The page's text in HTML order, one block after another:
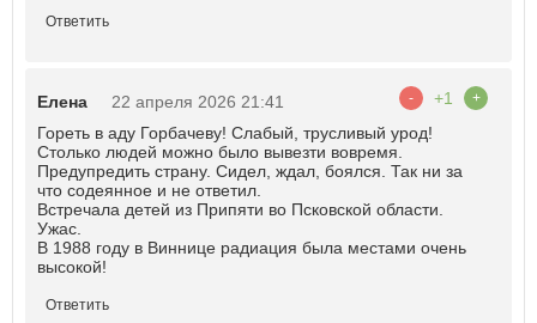
Ответить
Елена 22 апреля 2026 21:41 - +1 +
Гореть в аду Горбачеву! Слабый, трусливый урод!
Столько людей можно было вывезти вовремя.
Предупредить страну. Сидел, ждал, боялся. Так ни за
что содеянное и не ответил.
Встречала детей из Припяти во Псковской области.
Ужас.
В 1988 году в Виннице радиация была местами очень
высокой!
Ответить